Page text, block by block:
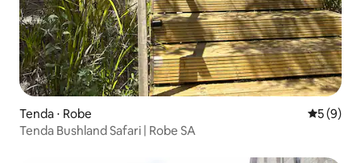
Tenda ⋅ Robe 5 de
5 (9)
Tenda Bushland Safari | Robe SA